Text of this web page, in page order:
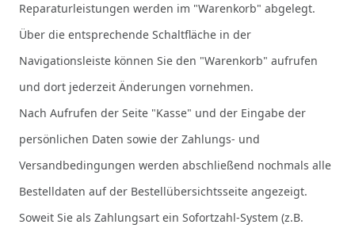
Reparaturleistungen werden im "Warenkorb" abgelegt.
Über die entsprechende Schaltfläche in der
Navigationsleiste können Sie den "Warenkorb" aufrufen
und dort jederzeit Änderungen vornehmen.
Nach Aufrufen der Seite "Kasse" und der Eingabe der
persönlichen Daten sowie der Zahlungs- und
Versandbedingungen werden abschließend nochmals alle
Bestelldaten auf der Bestellübersichtsseite angezeigt.
Soweit Sie als Zahlungsart ein Sofortzahl-System (z.B.